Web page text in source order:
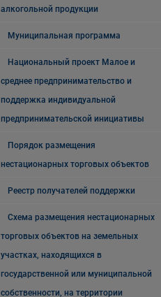
алкогольной продукции
Муниципальная программа
Национальный проект Малое и
среднее предпринимательство и
поддержка индивидуальной
предпринимательской инициативы
Порядок размещения
нестационарных торговых объектов
Реестр получателей поддержки
Схема размещения нестационарных
торговых объектов на земельных
участках, находящихся в
государственной или муниципальной
собственности, на территории